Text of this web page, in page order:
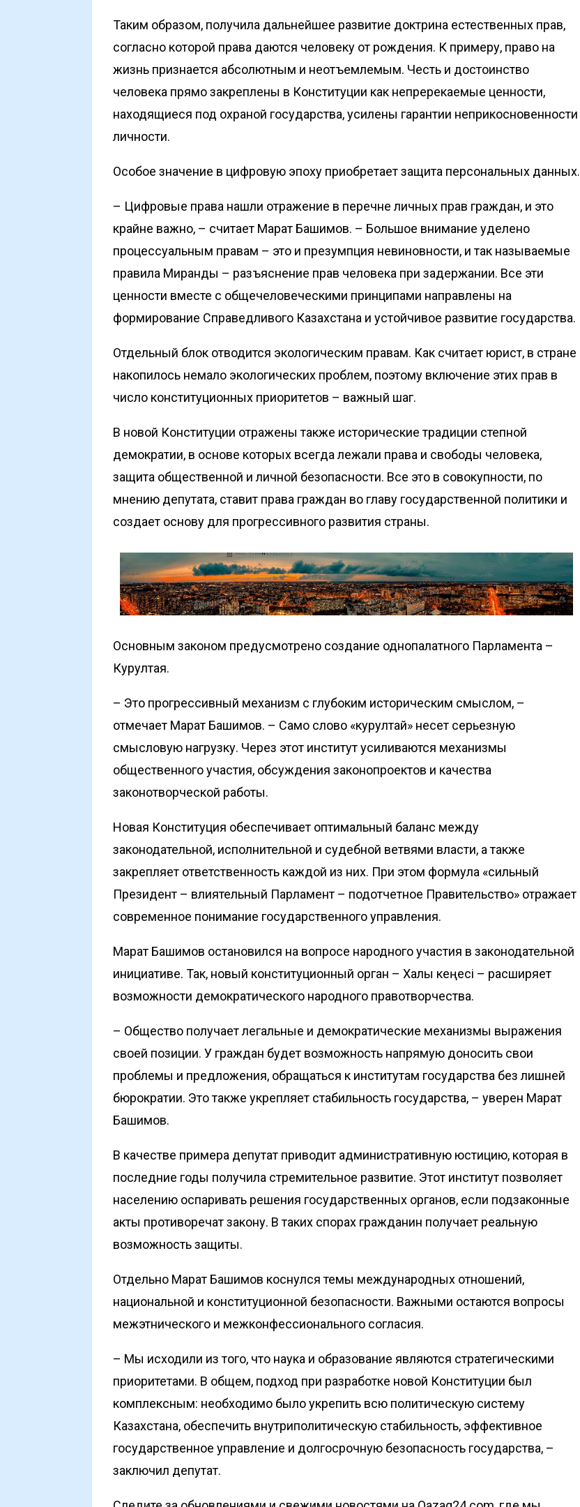
Таким образом, получила дальнейшее развитие доктрина естественных прав,
согласно которой права даются человеку от рождения. К примеру, право на
жизнь признается абсолютным и неотъемлемым. Честь и достоинство
человека прямо закреплены в Конституции как непререкаемые ценности,
находящиеся под охраной государства, усилены гарантии неприкосновенности
личности.
Особое значение в цифровую эпоху приобретает защита персональных данных.
– Цифровые права нашли отражение в перечне личных прав граждан, и это
крайне важно, – считает Марат Башимов. – Большое внимание уделено
процессуальным правам – это и презумпция невиновности, и так называемые
правила Миранды – разъяснение прав человека при задержании. Все эти
ценности вместе с общечеловеческими принципами направлены на
формирование Справедливого Казахстана и устойчивое развитие государства.
Отдельный блок отводится экологическим правам. Как считает юрист, в стране
накопилось немало экологических проблем, поэтому включение этих прав в
число конституционных приоритетов – важный шаг.
В новой Конституции отражены также исторические традиции степной
демократии, в основе которых всегда лежали права и свободы человека,
защита общественной и личной безопасности. Все это в совокупности, по
мнению депутата, ставит права граж­дан во главу государственной политики и
создает основу для прогрессивного развития страны.
Основным законом предусмот­рено создание однопалатного Парламента –
Курултая.
– Это прогрессивный механизм с глубоким историческим смыслом, –
отмечает Марат Башимов. – Само слово «курултай» несет серьезную
смысловую нагрузку. Через этот институт усиливаются механизмы
общественного участия, обсуждения законопроектов и качества
законотворческой работы.
Новая Конституция обеспечивает оптимальный баланс между
законодательной, исполнительной и судебной ветвями власти, а также
закрепляет ответственность каждой из них. При этом формула «сильный
Президент – влиятельный Парламент – подот­четное Правительство» отражает
современное понимание государственного управления.
Марат Башимов остановился на вопросе народного участия в законодательной
инициативе. Так, новый конституционный орган – Халық кеңесі – расширяет
возможности демократического народного право­творчества.
– Общество получает легальные и демократические механизмы выражения
своей позиции. У граждан будет возможность напрямую доносить свои
проблемы и предложения, обращаться к институтам государства без лишней
бюрократии. Это также укрепляет стабильность государства, – уверен Марат
Башимов.
В качестве примера депутат приводит административную юстицию, которая в
последние годы получила стремительное развитие. Этот институт позволяет
населению оспаривать решения государственных органов, если подзаконные
акты противоречат закону. В таких спорах гражданин получает реальную
возможность защиты.
Отдельно Марат Башимов коснулся темы международных отношений,
национальной и конституционной безопасности. Важными остаются вопросы
меж­этнического и межконфессионального согласия.
– Мы исходили из того, что наука и образование являются стратегическими
приоритетами. В общем, подход при разработке новой Конституции был
комплексным: необходимо было укрепить всю политическую систему
Казахстана, обеспечить внутриполитическую стабильность, эффективное
государственное управление и долго­срочную безопасность государства, –
заключил депутат.